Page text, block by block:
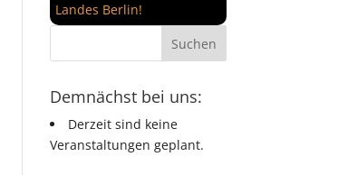
Landes Berlin!
Demnächst bei uns:
Derzeit sind keine
Veranstaltungen geplant.